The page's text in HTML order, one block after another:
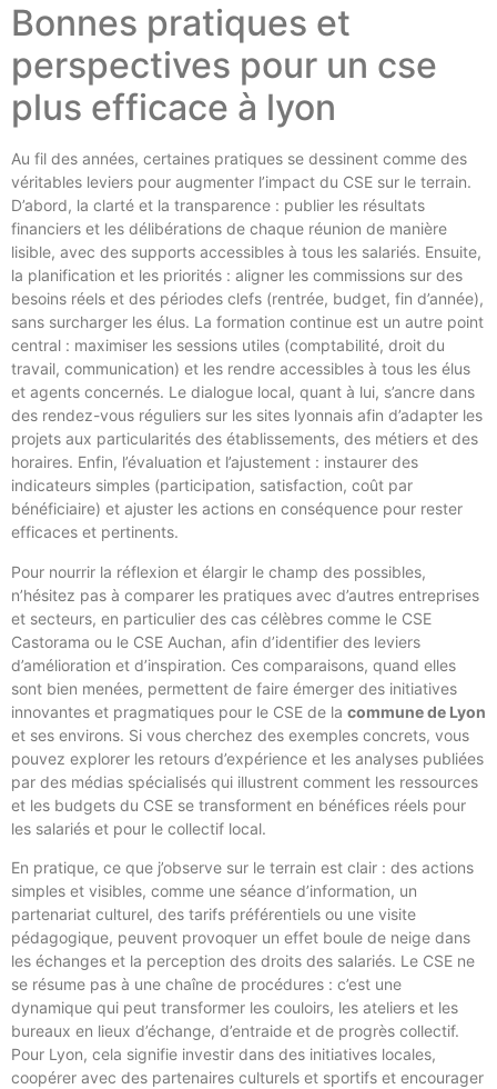
Bonnes pratiques et
perspectives pour un cse
plus efficace à lyon
Au fil des années, certaines pratiques se dessinent comme des
véritables leviers pour augmenter l’impact du CSE sur le terrain.
D’abord, la clarté et la transparence : publier les résultats
financiers et les délibérations de chaque réunion de manière
lisible, avec des supports accessibles à tous les salariés. Ensuite,
la planification et les priorités : aligner les commissions sur des
besoins réels et des périodes clefs (rentrée, budget, fin d’année),
sans surcharger les élus. La formation continue est un autre point
central : maximiser les sessions utiles (comptabilité, droit du
travail, communication) et les rendre accessibles à tous les élus
et agents concernés. Le dialogue local, quant à lui, s’ancre dans
des rendez-vous réguliers sur les sites lyonnais afin d’adapter les
projets aux particularités des établissements, des métiers et des
horaires. Enfin, l’évaluation et l’ajustement : instaurer des
indicateurs simples (participation, satisfaction, coût par
bénéficiaire) et ajuster les actions en conséquence pour rester
efficaces et pertinents.
Pour nourrir la réflexion et élargir le champ des possibles,
n’hésitez pas à comparer les pratiques avec d’autres entreprises
et secteurs, en particulier des cas célèbres comme le CSE
Castorama ou le CSE Auchan, afin d’identifier des leviers
d’amélioration et d’inspiration. Ces comparaisons, quand elles
sont bien menées, permettent de faire émerger des initiatives
innovantes et pragmatiques pour le CSE de la commune de Lyon
et ses environs. Si vous cherchez des exemples concrets, vous
pouvez explorer les retours d’expérience et les analyses publiées
par des médias spécialisés qui illustrent comment les ressources
et les budgets du CSE se transforment en bénéfices réels pour
les salariés et pour le collectif local.
En pratique, ce que j’observe sur le terrain est clair : des actions
simples et visibles, comme une séance d’information, un
partenariat culturel, des tarifs préférentiels ou une visite
pédagogique, peuvent provoquer un effet boule de neige dans
les échanges et la perception des droits des salariés. Le CSE ne
se résume pas à une chaîne de procédures : c’est une
dynamique qui peut transformer les couloirs, les ateliers et les
bureaux en lieux d’échange, d’entraide et de progrès collectif.
Pour Lyon, cela signifie investir dans des initiatives locales,
coopérer avec des partenaires culturels et sportifs et encourager